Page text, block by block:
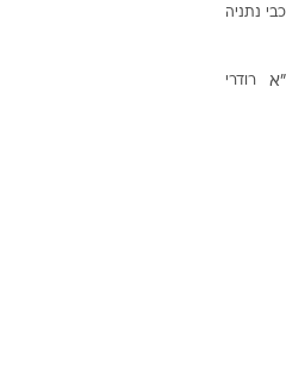
נתניה
רודרי